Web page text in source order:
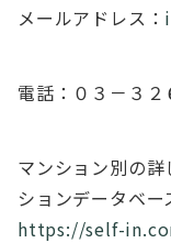
メールアドレス：
電話：０３－３２
マンション別の
ションデータベー
https://self-